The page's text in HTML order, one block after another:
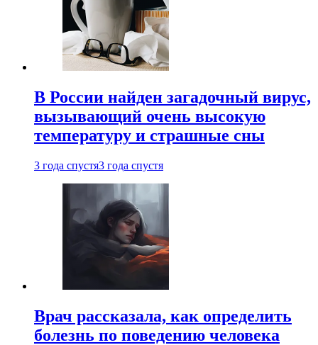
В России найден загадочный вирус,
вызывающий очень высокую
температуру и страшные сны
3 года спустя3 года спустя
Врач рассказала, как определить
болезнь по поведению человека